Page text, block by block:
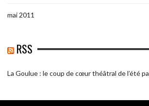
mai 2011
RSS
La Goulue : le coup de cœur théâtral de l’été